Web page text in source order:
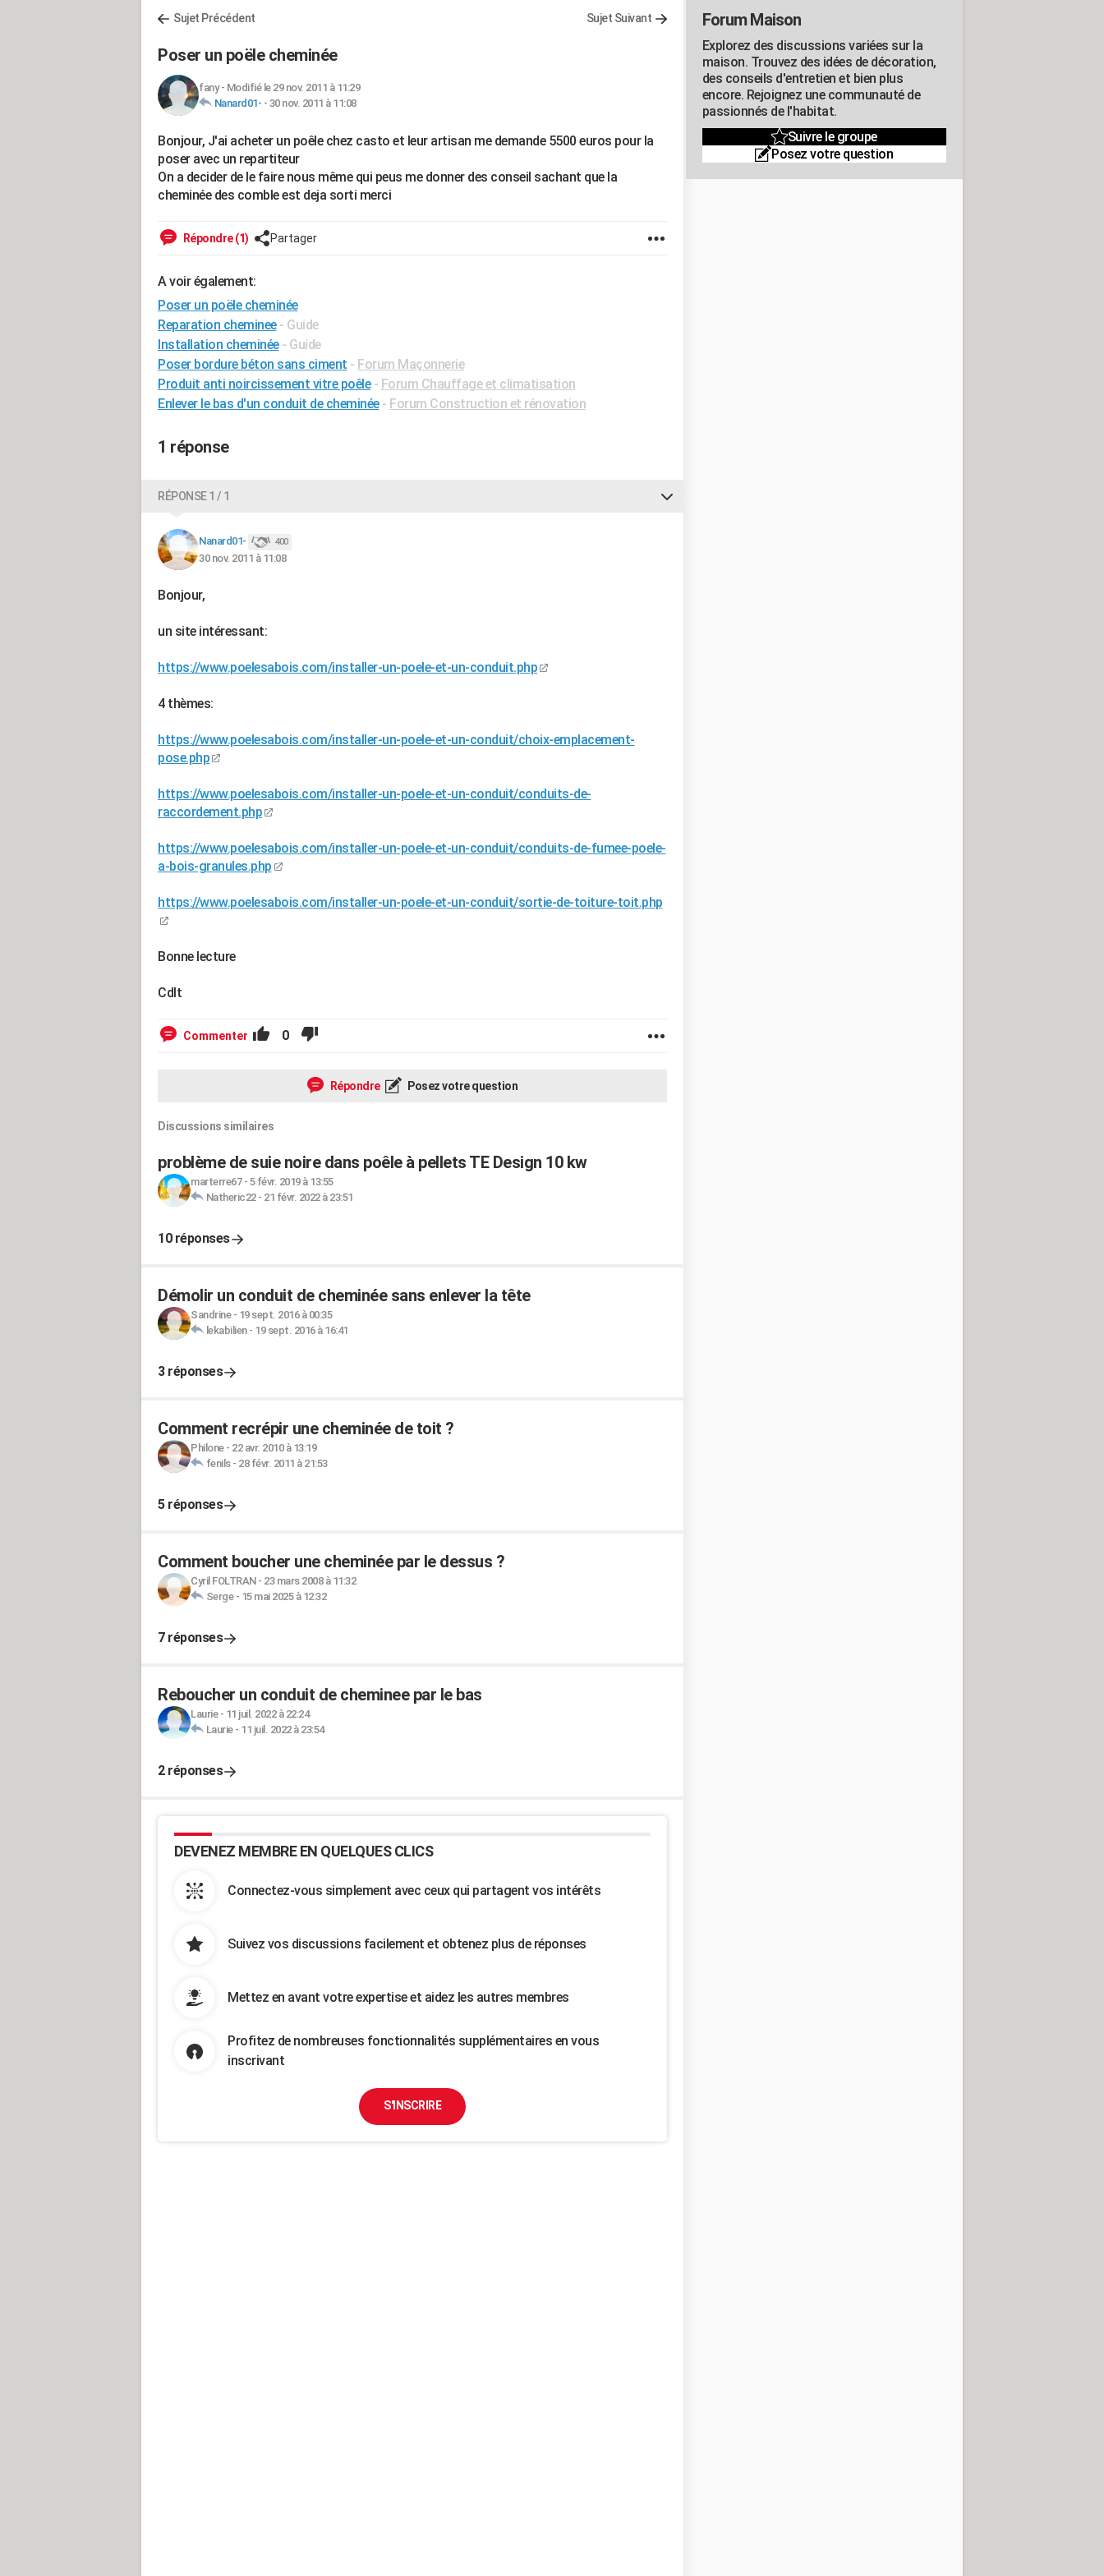
Sujet Précédent Sujet Suivant
Poser un poële cheminée
fany- Modifié le 29 nov. 2011 à 11:29
Nanard01- - 30 nov. 2011 à 11:08
Bonjour, J'ai acheter un poêle chez casto et leur artisan me demande 5500 euros pour la
poser avec un repartiteur
On a decider de le faire nous même qui peus me donner des conseil sachant que la
cheminée des comble est deja sorti merci
Répondre (1) Partager
A voir également:
Poser un poële cheminée
Reparation cheminee - Guide
Installation cheminée - Guide
Poser bordure béton sans ciment - Forum Maçonnerie
Produit anti noircissement vitre poêle - Forum Chauffage et climatisation
Enlever le bas d'un conduit de cheminée - Forum Construction et rénovation
1 réponse
RÉPONSE 1 / 1
Nanard01- 400
30 nov. 2011 à 11:08
Bonjour,
un site intéressant:
https://www.poelesabois.com/installer-un-poele-et-un-conduit.php
4 thèmes:
https://www.poelesabois.com/installer-un-poele-et-un-conduit/choix-emplacement-
pose.php
https://www.poelesabois.com/installer-un-poele-et-un-conduit/conduits-de-
raccordement.php
https://www.poelesabois.com/installer-un-poele-et-un-conduit/conduits-de-fumee-poele-
a-bois-granules.php
https://www.poelesabois.com/installer-un-poele-et-un-conduit/sortie-de-toiture-toit.php
Bonne lecture
Cdlt
Commenter 0
Répondre Posez votre question
Discussions similaires
problème de suie noire dans poêle à pellets TE Design 10 kw
marterre67- 5 févr. 2019 à 13:55
Natheric22- 21 févr. 2022 à 23:51
10 réponses
Démolir un conduit de cheminée sans enlever la tête
Sandrine- 19 sept. 2016 à 00:35
lekabilien- 19 sept. 2016 à 16:41
3 réponses
Comment recrépir une cheminée de toit ?
Philone- 22 avr. 2010 à 13:19
fenils- 28 févr. 2011 à 21:53
5 réponses
Comment boucher une cheminée par le dessus ?
Cyril FOLTRAN- 23 mars 2008 à 11:32
Serge- 15 mai 2025 à 12:32
7 réponses
Reboucher un conduit de cheminee par le bas
Laurie- 11 juil. 2022 à 22:24
Laurie- 11 juil. 2022 à 23:54
2 réponses
DEVENEZ MEMBRE EN QUELQUES CLICS
Connectez-vous simplement avec ceux qui partagent vos intérêts
Suivez vos discussions facilement et obtenez plus de réponses
Mettez en avant votre expertise et aidez les autres membres
Profitez de nombreuses fonctionnalités supplémentaires en vous
inscrivant
S'INSCRIRE
Forum Maison
Explorez des discussions variées sur la
maison. Trouvez des idées de décoration,
des conseils d'entretien et bien plus
encore. Rejoignez une communauté de
passionnés de l'habitat.
Suivre le groupe
Posez votre question